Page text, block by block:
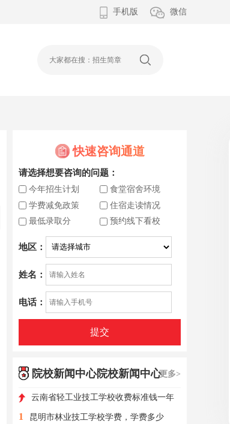
手机版 微信
快速咨询通道
请选择想要咨询的问题：
今年招生计划
食堂宿舍环境
学费减免政策
住宿走读情况
最低录取分
预约线下看校
地区：
姓名：
电话：
提交
院校新闻中心院校新闻中心更多>
云南省轻工业技工学校收费标准钱一年
1 昆明市林业技工学校学费，学费多少